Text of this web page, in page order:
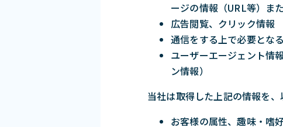
ージの情報（URL等）ま
広告閲覧、クリック情報
通信をする上で必要とな
ユーザーエージェント情
ン情報）
当社は取得した上記の情報を、
お客様の属性、趣味・嗜